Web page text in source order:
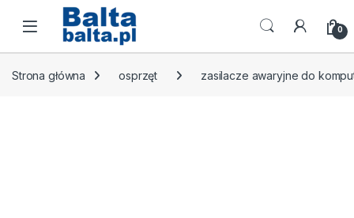
Skip to navigation
Skip to content
Open 0
Strona główna osprzęt zasilacze awaryjne do